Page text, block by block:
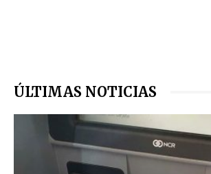
ÚLTIMAS NOTICIAS